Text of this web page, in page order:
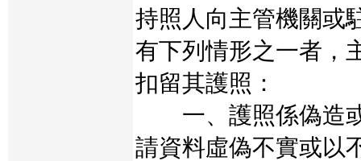
持照人向主管機關或
有下列情形之一者，
扣留其護照：
一、護照係偽造或
請資料虛偽不實或以